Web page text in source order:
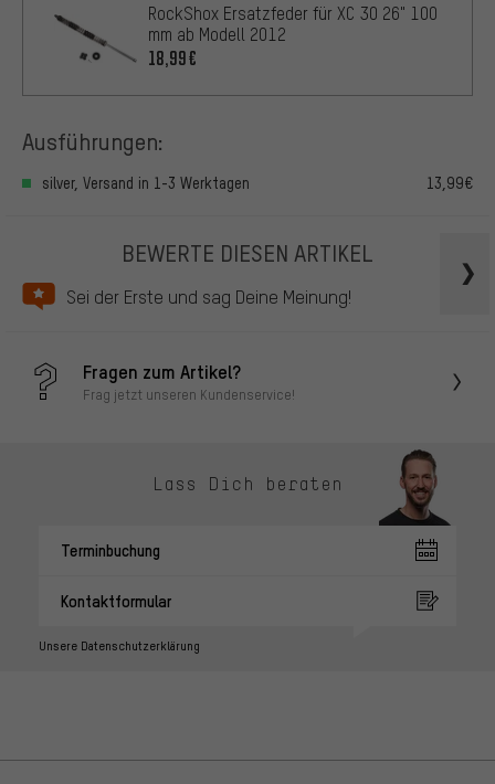
RockShox Ersatzfeder für XC 30 26" 100
mm ab Modell 2012
18,99€
Ausführungen:
silver, Versand in 1-3 Werktagen 13,99€
BEWERTE DIESEN ARTIKEL
Sei der Erste und sag Deine Meinung!
Fragen zum Artikel?
Frag jetzt unseren Kundenservice!
Lass Dich beraten
Terminbuchung
Kontaktformular
Unsere Datenschutzerklärung